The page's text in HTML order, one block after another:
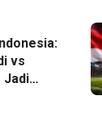
vs
Jadi
AFF